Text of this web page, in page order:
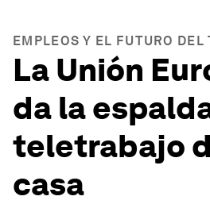
EMPLEOS Y EL FUTURO DEL
La Unión
da la
teletrabajo
casa